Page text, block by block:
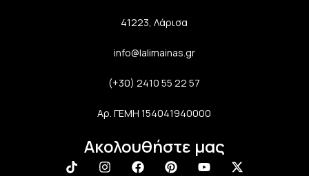
41223, Λάρισα
info@lalimainas.gr
(+30) 2410 55 22 57
Αρ. ΓΕΜΗ 154041940000
Ακολουθήστε μας